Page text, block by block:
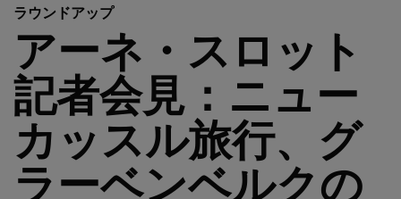
ラウンドアップ
アーネ・スロット
記者会見：ニュー
カッスル旅行、グ
ラーベンベルクの